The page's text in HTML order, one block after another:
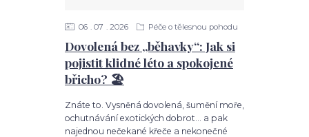
Dovolená bez „běhavky“: Jak si
pojistit klidné léto a spokojené
břicho? 🏖️
06 07 2026 Péče o tělesnou pohodu
Znáte to. Vysněná dovolená, šumění moře,
ochutnávání exotických dobrot... a pak
najednou nečekané křeče a nekonečné